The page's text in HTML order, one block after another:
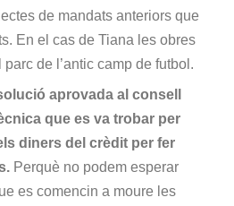
de mandats anteriors que
En el cas de Tiana les obres
de l’antic camp de futbol.
aprovada al consell
que es va trobar per
diners del crèdit per fer
Perquè no podem esperar
es comencin a moure les